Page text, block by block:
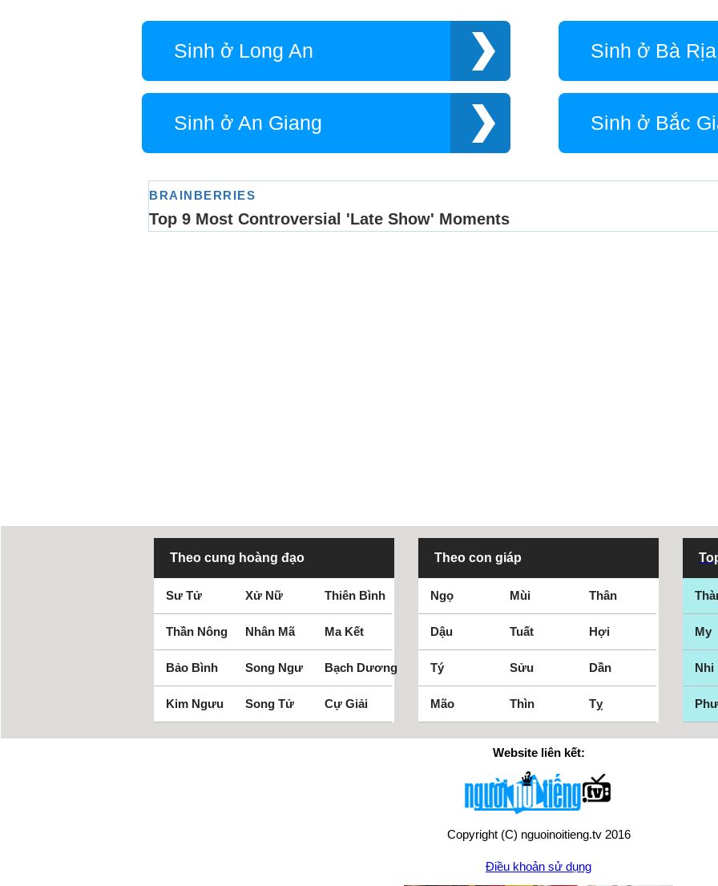
Sinh ở Long An Sinh ở Bà
Sinh ở An Giang Sinh ở Bắc
Theo cung hoàng đạo
Sư Tử Xử Nữ Thiên Bình
Thần Nông Nhân Mã Ma Kết
Bảo Bình Song Ngư Bạch Dương
Kim Ngưu Song Tử Cự Giải
Theo con giáp
Ngọ Mùi Thân
Dậu Tuất Hợi
Tý Sửu Dần
Mão Thìn Tỵ
My
Nhi
Website liên kết:
Copyright (C) nguoinoitieng.tv 2016
Điều khoản sử dụng